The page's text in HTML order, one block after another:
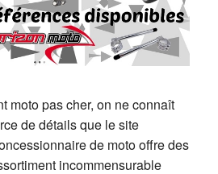
moto pas cher, on ne connaît
de détails que le site
de moto offre des
incommensurable